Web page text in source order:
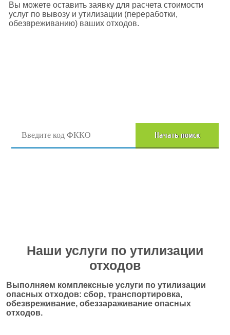
Вы можете оставить заявку для расчета стоимости
услуг по вывозу и утилизации (переработки,
обезвреживанию) ваших отходов.
Начать поиск
Наши услуги по утилизации
отходов
Выполняем комплексные услуги по утилизации
опасных отходов: сбор, транспортировка,
обезвреживание, обеззараживание опасных
отходов.